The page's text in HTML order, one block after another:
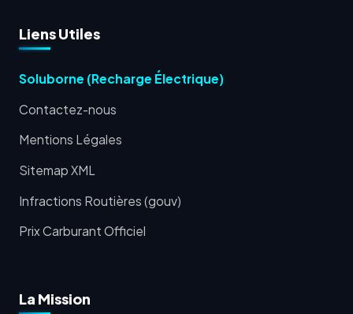
Liens Utiles
Soluborne (Recharge Électrique)
Contactez-nous
Mentions Légales
Sitemap XML
Infractions Routières (gouv)
Prix Carburant Officiel
La Mission